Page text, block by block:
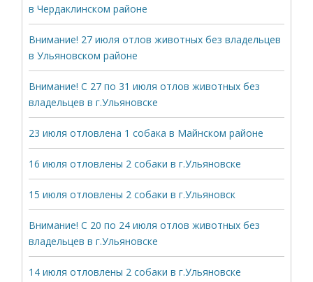
в Чердаклинском районе
Внимание! 27 июля отлов животных без владельцев
в Ульяновском районе
Внимание! С 27 по 31 июля отлов животных без
владельцев в г.Ульяновске
23 июля отловлена 1 собака в Майнском районе
16 июля отловлены 2 собаки в г.Ульяновске
15 июля отловлены 2 собаки в г.Ульяновск
Внимание! С 20 по 24 июля отлов животных без
владельцев в г.Ульяновске
14 июля отловлены 2 собаки в г.Ульяновске